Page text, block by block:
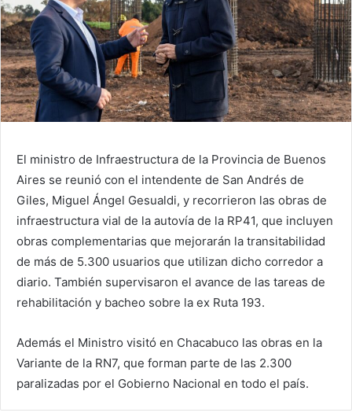
El ministro de Infraestructura de la Provincia de Buenos
Aires se reunió con el intendente de San Andrés de
Giles, Miguel Ángel Gesualdi, y recorrieron las obras de
infraestructura vial de la autovía de la RP41, que incluyen
obras complementarias que mejorarán la transitabilidad
de más de 5.300 usuarios que utilizan dicho corredor a
diario. También supervisaron el avance de las tareas de
rehabilitación y bacheo sobre la ex Ruta 193.
Además el Ministro visitó en Chacabuco las obras en la
Variante de la RN7, que forman parte de las 2.300
paralizadas por el Gobierno Nacional en todo el país.